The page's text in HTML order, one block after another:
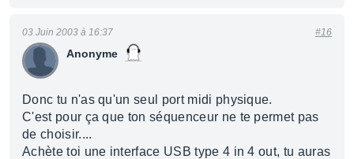
Anonyme
03 Juin 2003 à 16:37 #16
Donc tu n'as qu'un seul port midi physique.
C'est pour ça que ton séquenceur ne te permet pas
de choisir....
Achète toi une interface USB type 4 in 4 out, tu auras